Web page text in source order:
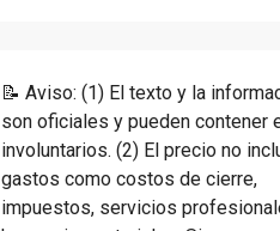
📝 Aviso: (1) El texto y la
son oficiales y pueden contener
involuntarios. (2) El precio no
gastos como costos de cierre,
impuestos, servicios